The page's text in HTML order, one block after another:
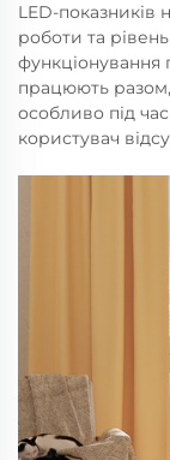
LED-показників
роботи та
працюють
особливо під
користувач